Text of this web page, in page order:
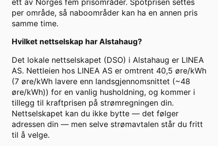
ett av Norges fem prisområder. Spotprisen settes
per område, så naboområder kan ha en annen pris
samme time.
Hvilket nettselskap har Alstahaug?
Det lokale nettselskapet (DSO) i Alstahaug er LINEA
AS. Nettleien hos LINEA AS er omtrent 40,5 øre/kWh
(7 øre/kWh lavere enn landsgjennomsnittet (~48
øre/kWh)) for en vanlig husholdning, og kommer i
tillegg til kraftprisen på strømregningen din.
Nettselskapet kan du ikke bytte — det følger
adressen din — men selve strømavtalen står du fritt
til å velge.